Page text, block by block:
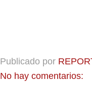
Publicado por
No hay comentarios: